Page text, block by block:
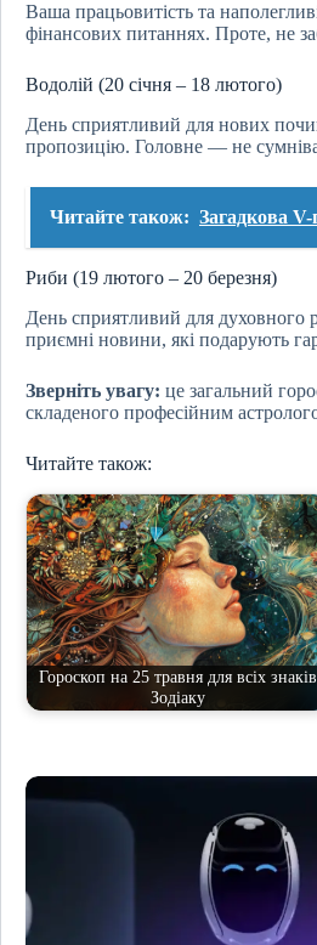
Ваша працьовитість та
фінансових питаннях. Проте, не
Водолій (20 січня – 18 лютого)
День сприятливий для нових
пропозицію. Головне — не
Читайте також: Загадкова
Риби (19 лютого – 20 березня)
День сприятливий для духовного
приємні новини, які подарують
Зверніть увагу: це загальний
складеного професійним
Читайте також:
Гороскоп на 25 травня для всіх знаків
Зодіаку